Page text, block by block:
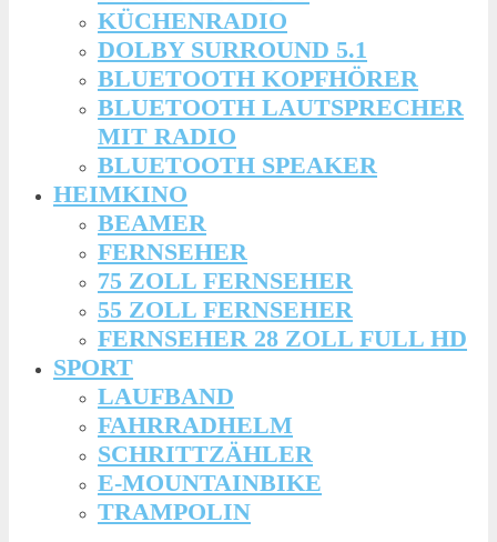
KÜCHENRADIO
DOLBY SURROUND 5.1
BLUETOOTH KOPFHÖRER
BLUETOOTH LAUTSPRECHER
MIT RADIO
BLUETOOTH SPEAKER
HEIMKINO
BEAMER
FERNSEHER
75 ZOLL FERNSEHER
55 ZOLL FERNSEHER
FERNSEHER 28 ZOLL FULL HD
SPORT
LAUFBAND
FAHRRADHELM
SCHRITTZÄHLER
E-MOUNTAINBIKE
TRAMPOLIN